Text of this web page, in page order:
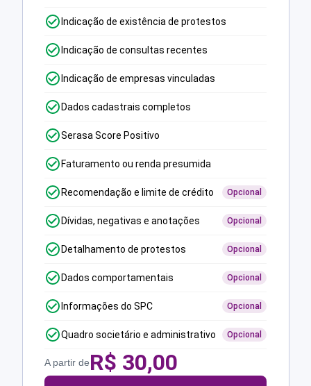
Indicação de existência de protestos
Indicação de consultas recentes
Indicação de empresas vinculadas
Dados cadastrais completos
Serasa Score Positivo
Faturamento ou renda presumida
Recomendação e limite de crédito Opcional
Dívidas, negativas e anotações Opcional
Detalhamento de protestos Opcional
Dados comportamentais Opcional
Informações do SPC Opcional
Quadro societário e administrativo Opcional
A partir deR$ 30,00